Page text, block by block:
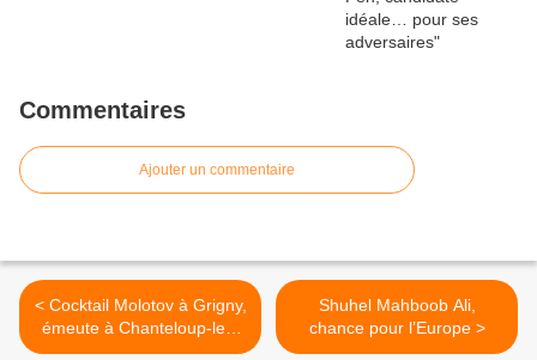
Commentaires
Ajouter un commentaire
< Cocktail Molotov à Grigny,
émeute à Chanteloup-les-
Vignes : la racaille s'excite à
Shuhel Mahboob Ali,
chance pour l’Europe >